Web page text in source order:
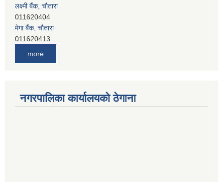
लक्ष्मी बैंक, चाैतारा
011620404
मेगा बैंक, चाैतारा
011620413
देव विकास बैंक, जलविरे
011403051
more
नगरपालिका कार्यालयको ठेगाना